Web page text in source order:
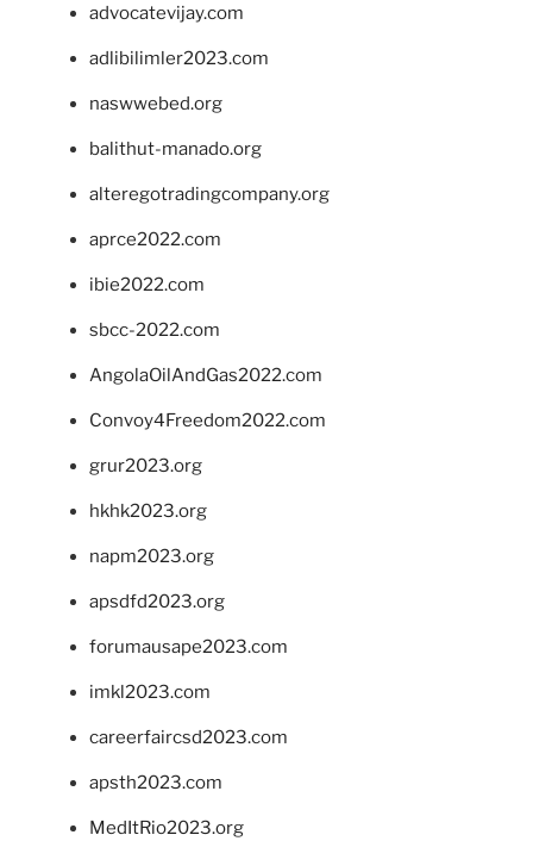
advocatevijay.com
adlibilimler2023.com
naswwebed.org
balithut-manado.org
alteregotradingcompany.org
aprce2022.com
ibie2022.com
sbcc-2022.com
AngolaOilAndGas2022.com
Convoy4Freedom2022.com
grur2023.org
hkhk2023.org
napm2023.org
apsdfd2023.org
forumausape2023.com
imkl2023.com
careerfaircsd2023.com
apsth2023.com
MedItRio2023.org